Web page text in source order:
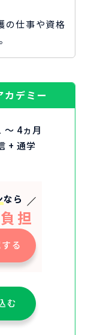
の仕事や資格
デミー
～ 4ヵ月
+ 通学
なら
担
る
む